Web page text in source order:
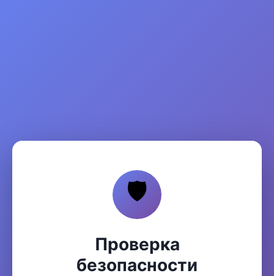
🛡️
Проверка
безопасности